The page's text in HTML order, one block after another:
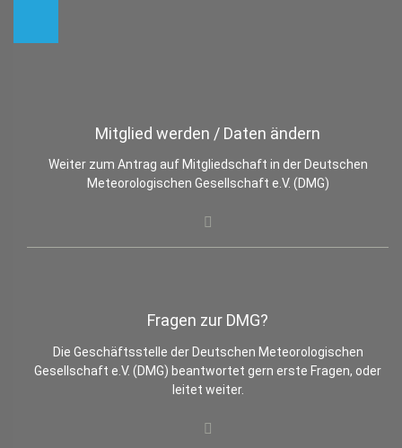
Mitglied werden / Daten ändern
Weiter zum Antrag auf Mitgliedschaft in der Deutschen
Meteorologischen Gesellschaft e.V. (DMG)
Fragen zur DMG?
Die Geschäftsstelle der Deutschen Meteorologischen
Gesellschaft e.V. (DMG) beantwortet gern erste Fragen, oder
leitet weiter.